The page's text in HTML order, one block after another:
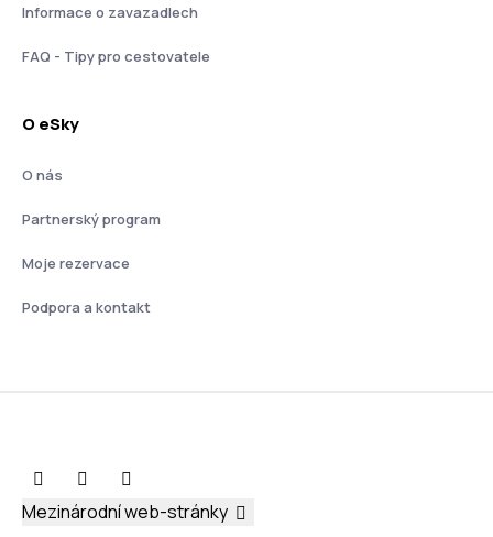
Informace o zavazadlech
FAQ - Tipy pro cestovatele
O eSky
O nás
Partnerský program
Moje rezervace
Podpora a kontakt
Mezinárodní web-stránky